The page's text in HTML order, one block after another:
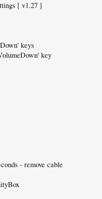
[ v1.27 ]
keys
key
- remove cable